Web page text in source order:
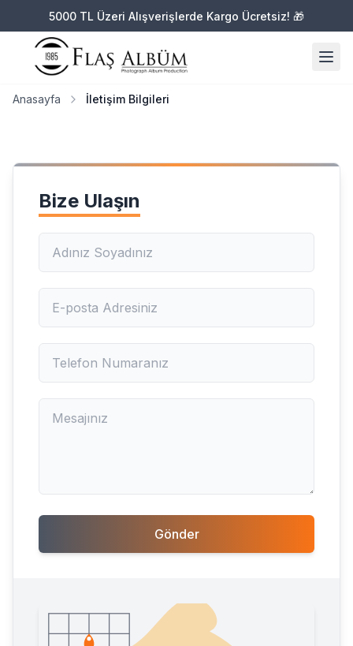
5000 TL Üzeri Alışverişlerde Kargo Ücretsiz! 🎁
5000 TL Üzeri Alışverişlerde Kargo Ücretsiz! 🎁
Anasayfa İletişim Bilgileri
Anasayfa İletişim Bilgileri
Bize Ulaşın
Gönder